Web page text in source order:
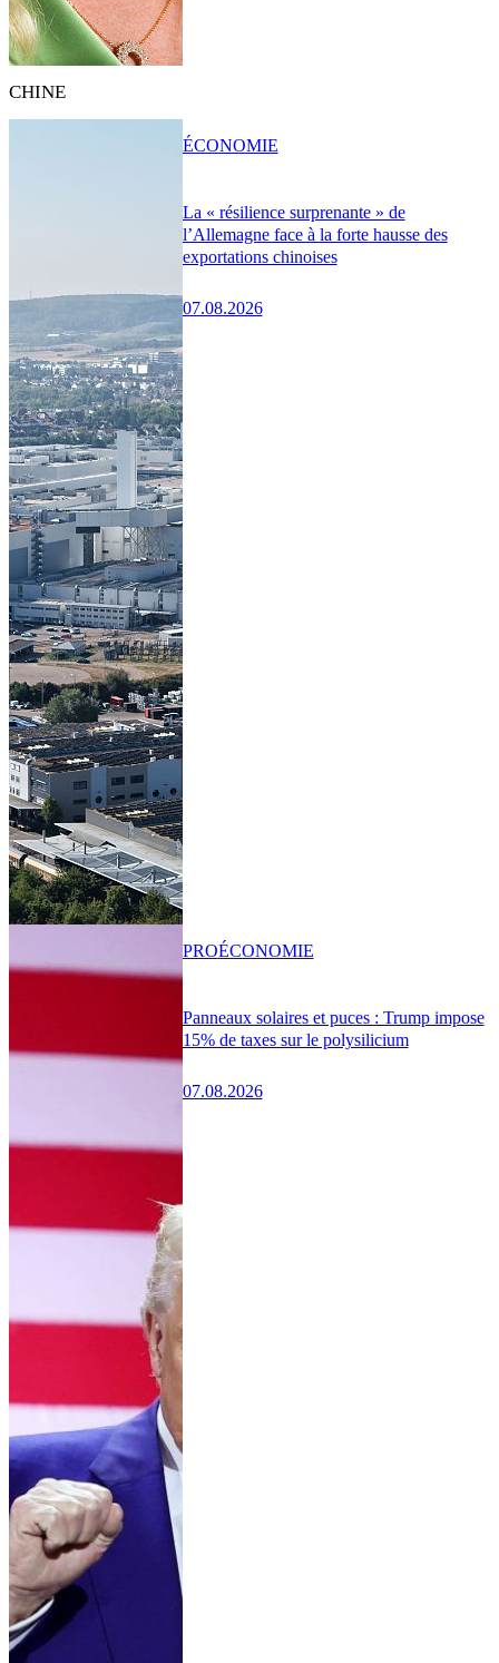
CHINE
La « résilience surprenante » de
l’Allemagne face à la forte hausse des
exportations chinoises
07.08.2026
ÉCONOMIE
Panneaux solaires et puces : Trump impose
15% de taxes sur le polysilicium
07.08.2026
PROÉCONOMIE